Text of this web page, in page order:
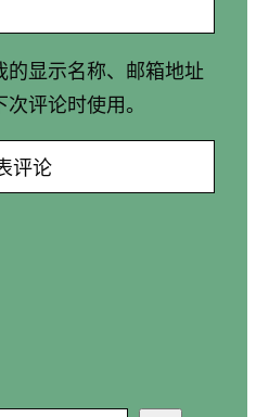
显示名称、邮箱地址
评论时使用。